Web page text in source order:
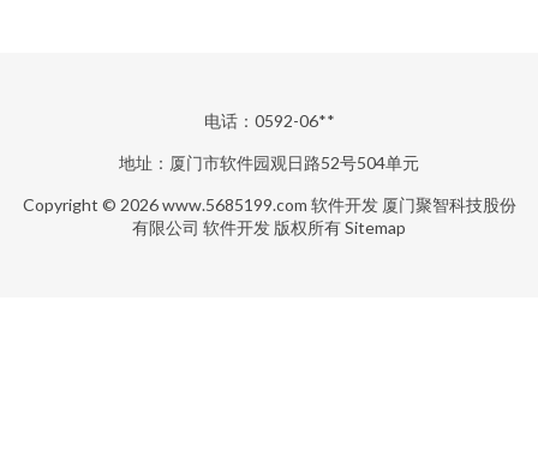
电话：0592-06**
地址：厦门市软件园观日路52号504单元
Copyright © 2026www.5685199.com 软件开发 厦门聚智科技股份
有限公司 软件开发 版权所有Sitemap